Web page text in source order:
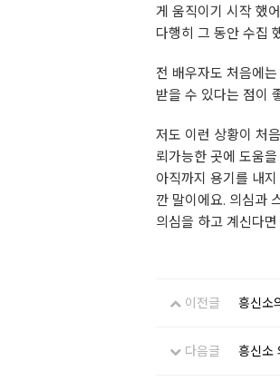
게 움직이기 시작 했
다행히 그 동안 수집
전 배우자도 처음에
받을 수 있다는 점이
저도 이런 상황이 처
뢰가능한 곳에 도움
아직까지 용기를 내
깐 말이에요. 의심과
의심을 하고 계신다
이전글 흥신소
다음글 흥신소